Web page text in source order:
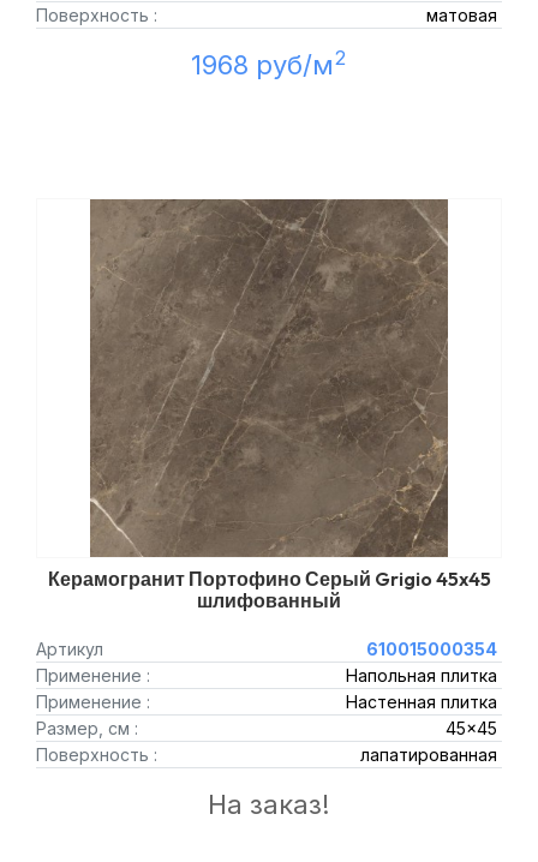
Поверхность :
матовая
1968 руб/м2
Керамогранит Портофино Серый Grigio 45x45
шлифованный
Артикул
610015000354
Применение :
Напольная плитка
Применение :
Настенная плитка
Размер, см :
45x45
Поверхность :
лапатированная
На заказ!